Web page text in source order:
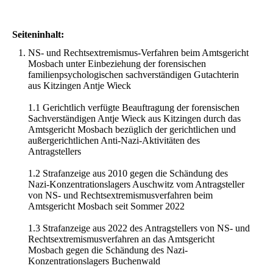
Seiteninhalt:
NS- und Rechtsextremismus-Verfahren beim Amtsgericht
Mosbach unter Einbeziehung der forensischen
familienpsychologischen sachverständigen Gutachterin
aus Kitzingen Antje Wieck
1.1 Gerichtlich verfügte Beauftragung der forensischen
Sachverständigen Antje Wieck aus Kitzingen durch das
Amtsgericht Mosbach bezüglich der gerichtlichen und
außergerichtlichen Anti-Nazi-Aktivitäten des
Antragstellers
1.2 Strafanzeige aus 2010 gegen die Schändung des
Nazi-Konzentrationslagers Auschwitz vom Antragsteller
von NS- und Rechtsextremismusverfahren beim
Amtsgericht Mosbach seit Sommer 2022
1.3 Strafanzeige aus 2022 des Antragstellers von NS- und
Rechtsextremismusverfahren an das Amtsgericht
Mosbach gegen die Schändung des Nazi-
Konzentrationslagers Buchenwald